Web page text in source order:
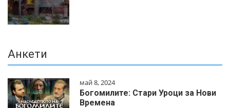
Анкети
май 8, 2024
Богомилите: Стари Уроци за Нови
Времена